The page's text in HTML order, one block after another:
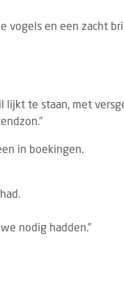
vogels en een zacht
te staan, met
in boekingen.
nodig hadden.”